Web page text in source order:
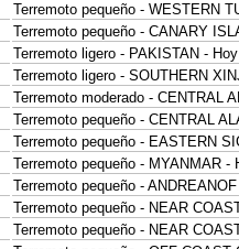
Terremoto pequeño - WESTERN
Terremoto pequeño - CANARY
Terremoto ligero - PAKISTAN - Hoy
Terremoto ligero - SOUTHERN
Terremoto moderado - CENTRAL
Terremoto pequeño - CENTRAL
Terremoto pequeño - EASTERN
Terremoto pequeño - MYANMAR -
Terremoto pequeño -
Terremoto pequeño - NEAR
Terremoto pequeño - NEAR